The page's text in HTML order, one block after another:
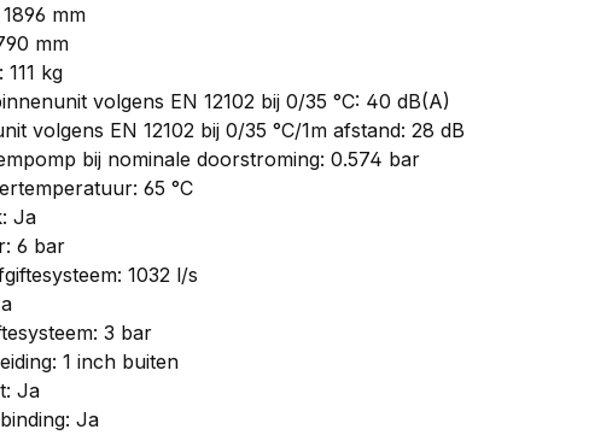
mm
mm
kg
volgens EN 12102 bij 0/35 °C: 40 dB(A)
volgens EN 12102 bij 0/35 °C/1m afstand: 28 dB
bij nominale doorstroming: 0.574 bar
65 °C
Ja
6 bar
1032 l/s
3 bar
1 inch buiten
Ja
Ja